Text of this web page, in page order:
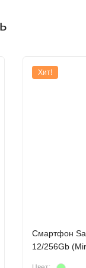
на основную
пользователям
Хит!
Смартфон
12/256Gb